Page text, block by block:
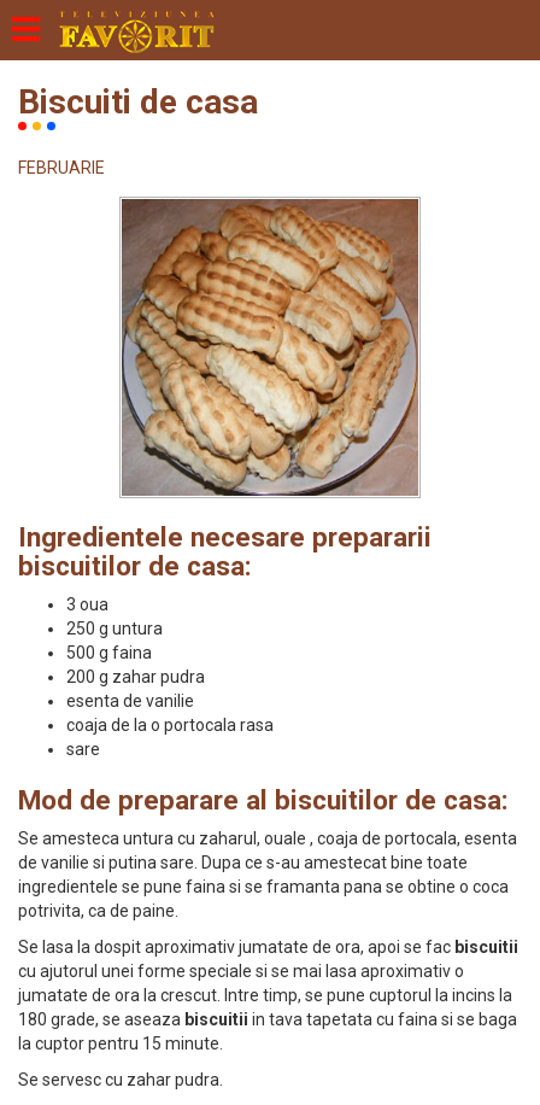
Biscuiti de casa
FEBRUARIE
Ingredientele necesare prepararii
biscuitilor de casa:
3 oua
250 g untura
500 g faina
200 g zahar pudra
esenta de vanilie
coaja de la o portocala rasa
sare
Mod de preparare al biscuitilor de casa:
Se amesteca untura cu zaharul, ouale , coaja de portocala, esenta
de vanilie si putina sare. Dupa ce s-au amestecat bine toate
ingredientele se pune faina si se framanta pana se obtine o coca
potrivita, ca de paine.
Se lasa la dospit aproximativ jumatate de ora, apoi se fac biscuitii
cu ajutorul unei forme speciale si se mai lasa aproximativ o
jumatate de ora la crescut. Intre timp, se pune cuptorul la incins la
180 grade, se aseaza biscuitii in tava tapetata cu faina si se baga
la cuptor pentru 15 minute.
Se servesc cu zahar pudra.